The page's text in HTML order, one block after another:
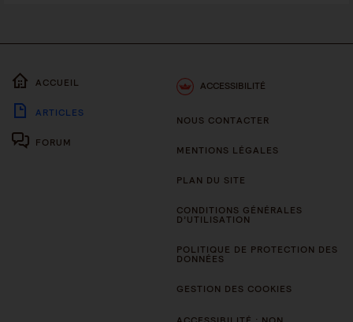
ACCUEIL
ARTICLES
FORUM
ACCESSIBILITÉ
NOUS CONTACTER
MENTIONS LÉGALES
PLAN DU SITE
CONDITIONS GÉNÉRALES
D’UTILISATION
POLITIQUE DE PROTECTION DES
DONNÉES
GESTION DES COOKIES